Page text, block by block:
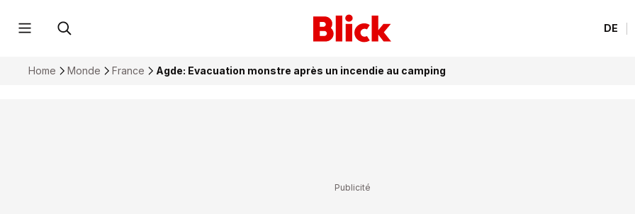
DE
Home Monde France Agde: Evacuation monstre après un incendie au camping